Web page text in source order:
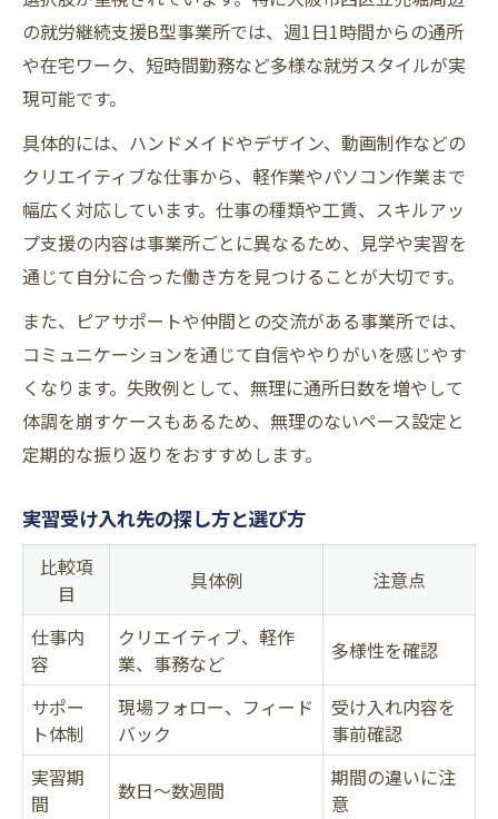
の就労継続支援B型事業所では、週1日1時間からの通所
や在宅ワーク、短時間勤務など多様な就労スタイルが実
現可能です。
具体的には、ハンドメイドやデザイン、動画制作などの
クリエイティブな仕事から、軽作業やパソコン作業まで
幅広く対応しています。仕事の種類や工賃、スキルアッ
プ支援の内容は事業所ごとに異なるため、見学や実習を
通じて自分に合った働き方を見つけることが大切です。
また、ピアサポートや仲間との交流がある事業所では、
コミュニケーションを通じて自信ややりがいを感じやす
くなります。失敗例として、無理に通所日数を増やして
体調を崩すケースもあるため、無理のないペース設定と
定期的な振り返りをおすすめします。
実習受け入れ先の探し方と選び方
比較項
目
具体例 注意点
仕事内
容
クリエイティブ、軽作
業、事務など
多様性を確認
サポー
ト体制
現場フォロー、フィード
バック
受け入れ内容を
事前確認
実習期
間
数日〜数週間
期間の違いに注
意